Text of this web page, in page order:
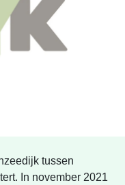
tussen
In november 2021